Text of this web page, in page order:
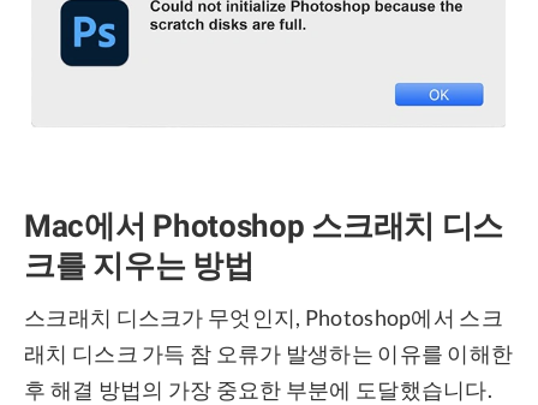
Mac에서 Photoshop 스크래치 디스
크를 지우는 방법
스크래치 디스크가 무엇인지, Photoshop에서 스크
래치 디스크 가득 참 오류가 발생하는 이유를 이해한
후 해결 방법의 가장 중요한 부분에 도달했습니다.